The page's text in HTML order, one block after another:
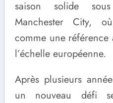
saison solide
Manchester City,
comme une
l’échelle européenne.
Après plusieurs
un nouveau défi